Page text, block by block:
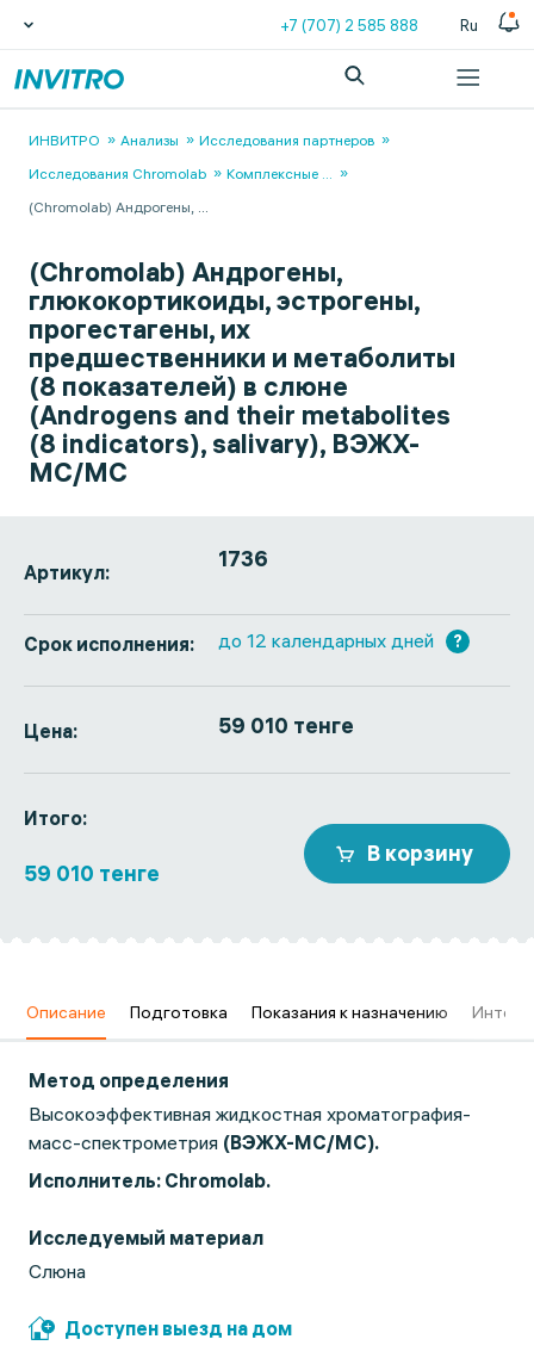
+7 (707) 2 585 888 Ru
ИНВИТРО Анализы
Исследования партнеров
Исследования Chromolab
Комплексные ...
(Chromolab) Андрогены, ...
(Chromolab) Андрогены,
глюкокортикоиды, эстрогены,
прогестагены, их
предшественники и метаболиты
(8 показателей) в слюне
(Androgens and their metabolites
(8 indicators), salivary), ВЭЖХ-
МС/МС
Артикул: 1736
Срок исполнения: до 12 календарных дней ?
Цена: 59 010 тенге
Итого:
59 010 тенге
В корзину
Описание Подготовка Показания к назначению
Метод определения
Высокоэффективная жидкостная хроматография-
масс-спектрометрия (ВЭЖХ-МС/МС).
Исполнитель: Chromolab.
Исследуемый материал
Слюна
Доступен выезд на дом